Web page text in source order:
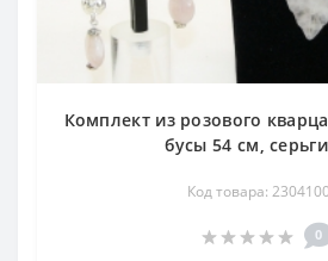
Комплект из розового
бусы 54 см,
Код товара:
0